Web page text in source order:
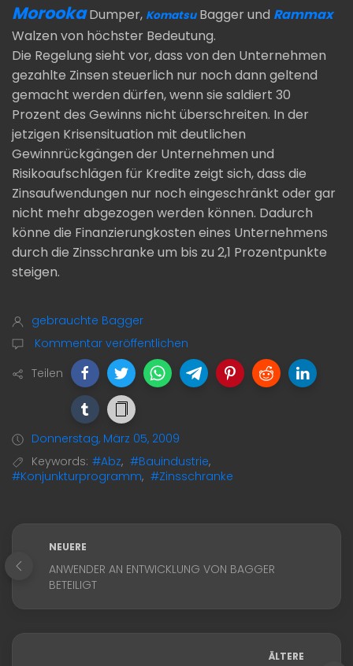
MorookaDumper, KomatsuBagger und Rammax
Walzen von höchster Bedeutung.
Die Regelung sieht vor, dass von den Unternehmen
gezahlte Zinsen steuerlich nur noch dann geltend
gemacht werden dürfen, wenn sie saldiert 30
Prozent des Gewinns nicht überschreiten. In der
jetzigen Krisensituation mit deutlichen
Gewinnrückgängen der Unternehmen und
Risikoaufschlägen für Kredite zeigt sich, dass die
Zinsaufwendungen nur noch eingeschränkt oder gar
nicht mehr abgezogen werden können. Dadurch
könne die Finanzierungkosten eines Unternehmens
durch die Zinsschranke um bis zu 2,1 Prozentpunkte
steigen.
gebrauchte Bagger
Kommentar veröffentlichen
Teilen
Donnerstag, März 05, 2009
Keywords: #Abz, #Bauindustrie,
#Konjunkturprogramm, #Zinsschranke
NEUERE
ANWENDER AN ENTWICKLUNG VON BAGGER
BETEILIGT
ÄLTERE